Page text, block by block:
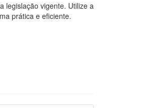
legislação vigente. Utilize a
prática e eficiente.